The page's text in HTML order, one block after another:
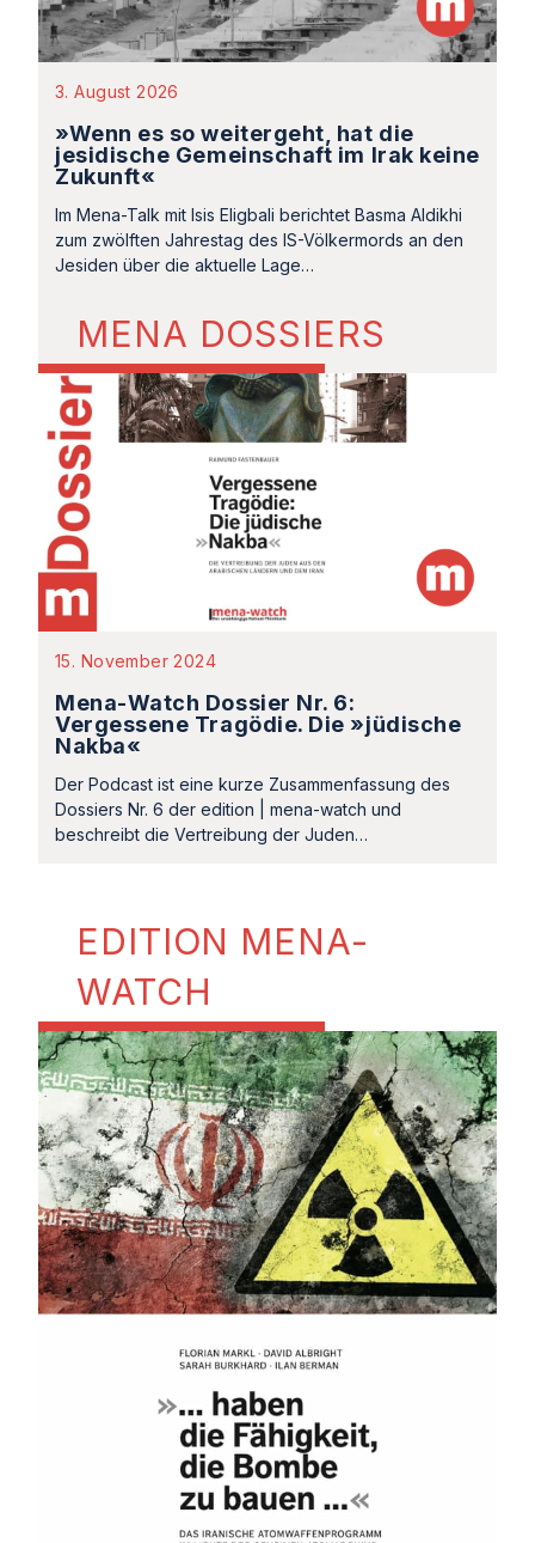
3. August 2026
»Wenn es so weitergeht, hat die
jesidische Gemeinschaft im Irak keine
Zukunft«
Im Mena-Talk mit Isis Eligbali berichtet Basma Aldikhi
zum zwölften Jahrestag des IS-Völkermords an den
Jesiden über die aktuelle Lage…
MENA DOSSIERS
15. November 2024
Mena-Watch Dossier Nr. 6:
Vergessene Tragödie. Die »jüdische
Nakba«
Der Podcast ist eine kurze Zusammenfassung des
Dossiers Nr. 6 der edition | mena-watch und
beschreibt die Vertreibung der Juden…
EDITION MENA-
WATCH